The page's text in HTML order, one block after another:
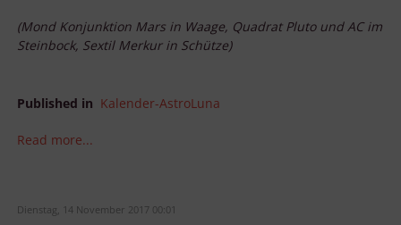
(Mond Konjunktion Mars in Waage, Quadrat Pluto und AC im
Steinbock, Sextil Merkur in Schütze)
Published in Kalender-AstroLuna
Read more...
Dienstag, 14 November 2017 00:01